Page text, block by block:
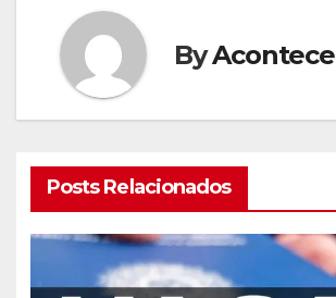
ByAcontece
Posts Relacionados